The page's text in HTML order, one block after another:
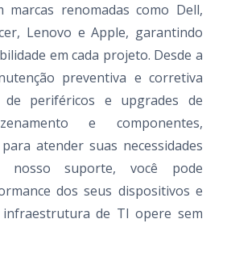
marcas renomadas como Dell,
Lenovo e Apple, garantindo
em cada projeto. Desde a
preventiva e corretiva
periféricos e upgrades de
e componentes,
atender suas necessidades
nosso suporte, você pode
dos seus dispositivos e
de TI opere sem